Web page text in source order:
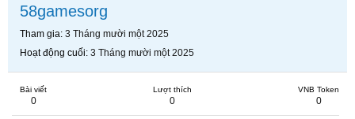
58gamesorg
Tham gia 3 Tháng mười một 2025
Hoạt động cuối 3 Tháng mười một 2025
Bài viết
0
Lượt thích
0
VNB Token
0